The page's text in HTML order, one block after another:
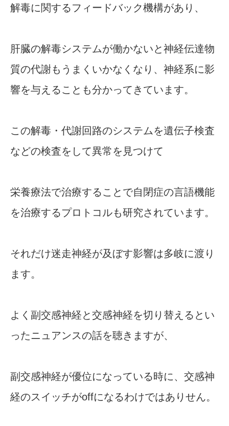
解毒に関するフィードバック機構があり、
肝臓の解毒システムが働かないと神経伝達物
質の代謝もうまくいかなくなり、神経系に影
響を与えることも分かってきています。
この解毒・代謝回路のシステムを遺伝子検査
などの検査をして異常を見つけて
栄養療法で治療することで自閉症の言語機能
を治療するプロトコルも研究されています。
それだけ迷走神経が及ぼす影響は多岐に渡り
ます。
よく副交感神経と交感神経を切り替えるとい
ったニュアンスの話を聴きますが、
副交感神経が優位になっている時に、交感神
経のスイッチがoffになるわけではありせん。